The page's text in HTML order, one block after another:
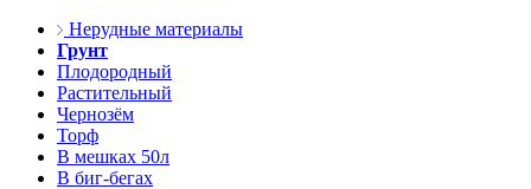
Нерудные материалы
Грунт
Плодородный
Растительный
Чернозём
Торф
В мешках 50л
В биг-бегах